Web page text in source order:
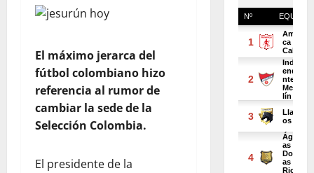
El máximo jerarca del
fútbol colombiano hizo
referencia al rumor de
cambiar la sede de la
Selección Colombia.
El presidente de la